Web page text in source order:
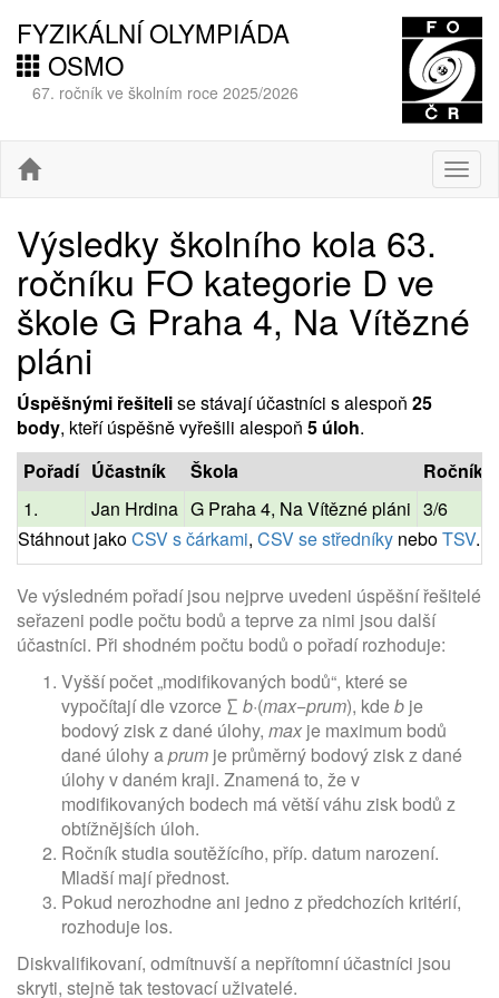
FYZIKÁLNÍ OLYMPIÁDA
OSMO
67. ročník ve školním roce 2025/2026
Výsledky školního kola 63.
ročníku FO kategorie D ve
škole G Praha 4, Na Vítězné
pláni
Úspěšnými řešitelise stávají účastníci s alespoň 25
body, kteří úspěšně vyřešili alespoň 5 úloh.
Pořadí Účastník Škola Ročník
1.
Jan Hrdina G Praha 4, Na Vítězné pláni 3/6
Stáhnout jakoCSV s čárkami, CSV se středníky neboTSV.
Ve výsledném pořadí jsou nejprve uvedeni úspěšní řešitelé
seřazeni podle počtu bodů a teprve za nimi jsou další
účastníci. Při shodném počtu bodů o pořadí rozhoduje:
Vyšší počet „modifikovaných bodů“, které se
vypočítají dle vzorce ∑ b·(max−prum), kdeb je
bodový zisk z dané úlohy, max je maximum bodů
dané úlohy aprum je průměrný bodový zisk z dané
úlohy v daném kraji. Znamená to, že v
modifikovaných bodech má větší váhu zisk bodů z
obtížnějších úloh.
Ročník studia soutěžícího, příp. datum narození.
Mladší mají přednost.
Pokud nerozhodne ani jedno z předchozích kritérií,
rozhoduje los.
Diskvalifikovaní, odmítnuvší a nepřítomní účastníci jsou
skryti, stejně tak testovací uživatelé.